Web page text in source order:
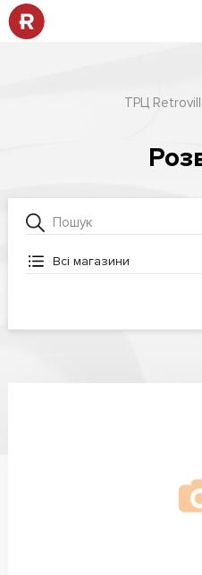
ТРЦ
Всі магазини